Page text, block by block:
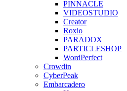
PINNACLE
VIDEOSTUDIO
Creator
Roxio
PARADOX
PARTICLESHOP
WordPerfect
Crowdin
CyberPeak
Embarcadero